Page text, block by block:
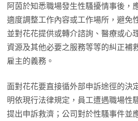
阿茵於知悉職場發生性騷擾情事後，
適度調整工作內容或工作場所，避免
並對花花提供或轉介諮詢、醫療或心
資源及其他必要之服務等等的糾正補
雇主的義務。
面對花花要直接循外部申訴途徑的決
明依現行法律規定，員工遭遇職場性
提出申訴救濟；公司對於性騷事件並